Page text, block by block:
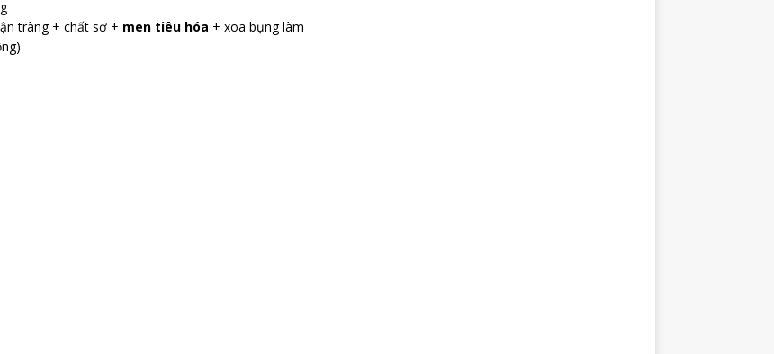
tràng + chất sơ + men tiêu hóa + xoa bụng làm